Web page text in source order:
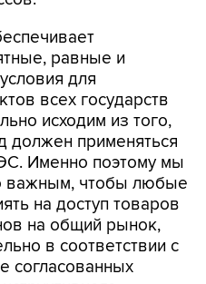
равные и
для
всех государств
исходим из того,
должен применяться
Именно поэтому мы
важным, чтобы любые
на доступ товаров
на общий рынок,
в соответствии с
согласованных